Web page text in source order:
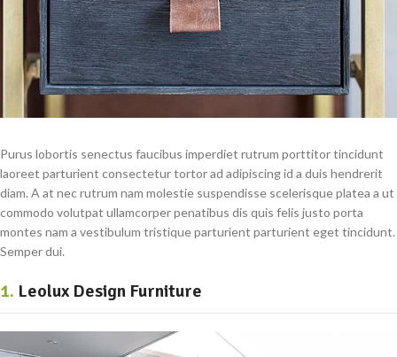
Purus lobortis senectus faucibus imperdiet rutrum porttitor tincidunt
laoreet parturient consectetur tortor ad adipiscing id a duis hendrerit
diam. A at nec rutrum nam molestie suspendisse scelerisque platea a ut
commodo volutpat ullamcorper penatibus dis quis felis justo porta
montes nam a vestibulum tristique parturient parturient eget tincidunt.
Semper dui.
1. Leolux Design Furniture